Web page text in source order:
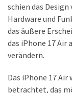
Fitnessarmband:
Wo
liegen
und
schien das
Hardware und
das äußere
das iPhone 17 Air
verändern.
Das iPhone 17
betrachtet, das